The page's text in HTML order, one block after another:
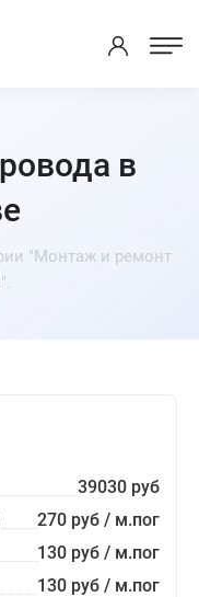
в
"Монтаж и ремонт
39030 руб
270 руб / м.пог
130 руб / м.пог
130 руб / м.пог